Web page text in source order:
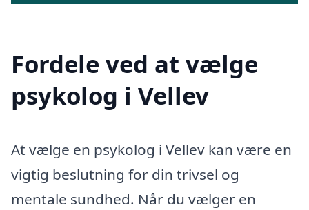
Fordele ved at vælge
psykolog i Vellev
At vælge en psykolog i Vellev kan være en
vigtig beslutning for din trivsel og
mentale sundhed. Når du vælger en